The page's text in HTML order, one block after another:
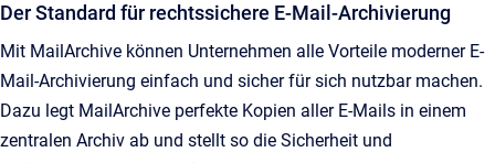
Der Standard für rechtssichere E-Mail-Archivierung
Mit MailArchive können Unternehmen alle Vorteile moderner E-
Mail-Archivierung einfach und sicher für sich nutzbar machen.
Dazu legt MailArchive perfekte Kopien aller E-Mails in einem
zentralen Archiv ab und stellt so die Sicherheit und